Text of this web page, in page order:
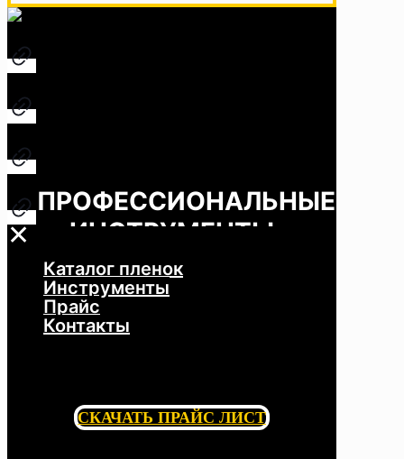
✕
Каталог пленок
Инструменты
Прайс
Контакты
ПРОФЕССИОНАЛЬНЫЕ
ИНСТРУМЕНТЫ
КАТАЛОГ
ПРОФЕССИОНАЛЬНЫЕ
ИНСТРУМЕНТЫ
СКАЧАТЬ ПРАЙС ЛИСТ